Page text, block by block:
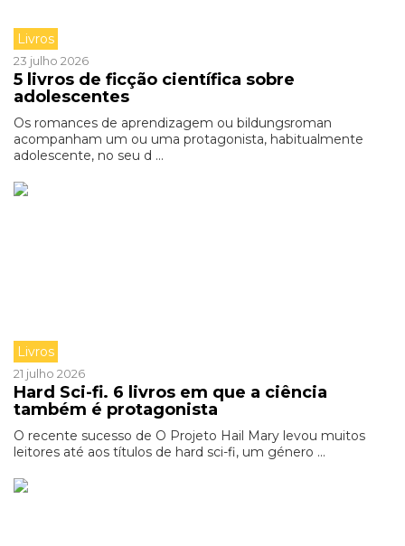
Livros
23 julho 2026
5 livros de ficção científica sobre
adolescentes
Os romances de aprendizagem ou bildungsroman
acompanham um ou uma protagonista, habitualmente
adolescente, no seu d ...
Livros
21 julho 2026
Hard Sci-fi. 6 livros em que a ciência
também é protagonista
O recente sucesso de O Projeto Hail Mary levou muitos
leitores até aos títulos de hard sci-fi, um género ...